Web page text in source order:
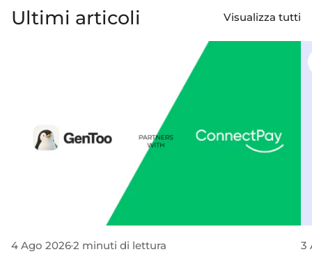
Ultimi articoli Visualizza tutti
4 Ago 20262 minuti di lettura 3